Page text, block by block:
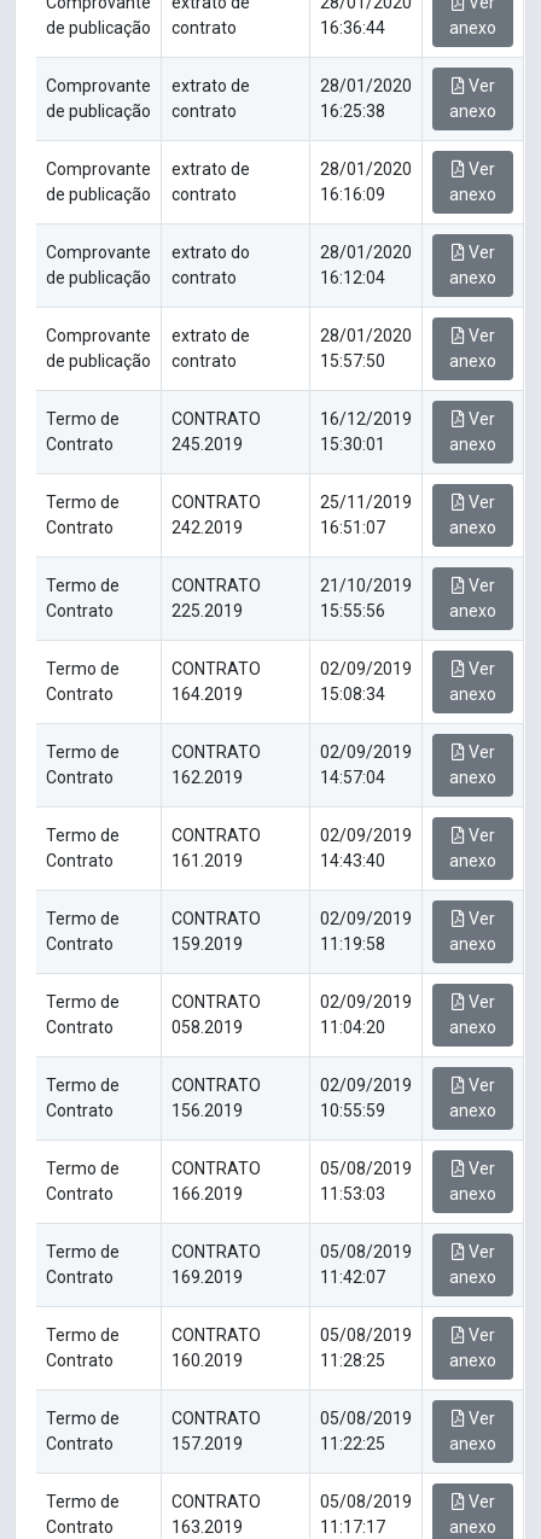
de publicação
contrato
16:36:44
anexo
Comprovante
de publicação
extrato de
contrato
28/01/2020
16:25:38
Ver
anexo
Comprovante
de publicação
extrato de
contrato
28/01/2020
16:16:09
Ver
anexo
Comprovante
de publicação
extrato do
contrato
28/01/2020
16:12:04
Ver
anexo
Comprovante
de publicação
extrato de
contrato
28/01/2020
15:57:50
Ver
anexo
Termo de
Contrato
CONTRATO
245.2019
16/12/2019
15:30:01
Ver
anexo
Termo de
Contrato
CONTRATO
242.2019
25/11/2019
16:51:07
Ver
anexo
Termo de
Contrato
CONTRATO
225.2019
21/10/2019
15:55:56
Ver
anexo
Termo de
Contrato
CONTRATO
164.2019
02/09/2019
15:08:34
Ver
anexo
Termo de
Contrato
CONTRATO
162.2019
02/09/2019
14:57:04
Ver
anexo
Termo de
Contrato
CONTRATO
161.2019
02/09/2019
14:43:40
Ver
anexo
Termo de
Contrato
CONTRATO
159.2019
02/09/2019
11:19:58
Ver
anexo
Termo de
Contrato
CONTRATO
058.2019
02/09/2019
11:04:20
Ver
anexo
Termo de
Contrato
CONTRATO
156.2019
02/09/2019
10:55:59
Ver
anexo
Termo de
Contrato
CONTRATO
166.2019
05/08/2019
11:53:03
Ver
anexo
Termo de
Contrato
CONTRATO
169.2019
05/08/2019
11:42:07
Ver
anexo
Termo de
Contrato
CONTRATO
160.2019
05/08/2019
11:28:25
Ver
anexo
Termo de
Contrato
CONTRATO
157.2019
05/08/2019
11:22:25
Ver
anexo
Termo de
Contrato
CONTRATO
163.2019
05/08/2019
11:17:17
Ver
anexo